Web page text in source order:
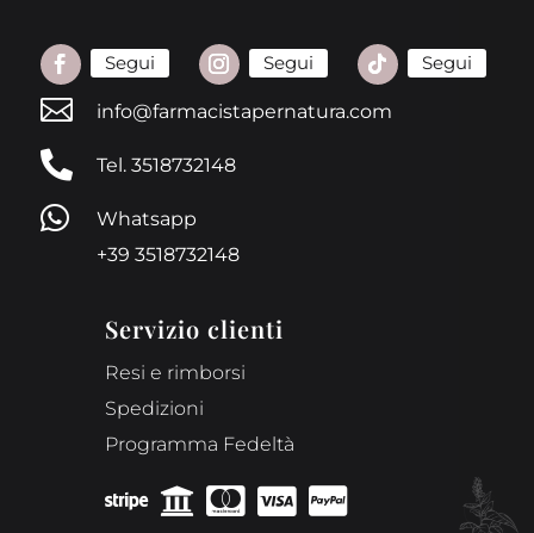
Segui Segui Segui
 info@farmacistapernatura.com
 Tel. 3518732148

Whatsapp
+39 3518732148
Servizio clienti
Resi e rimborsi
Spedizioni
Programma Fedeltà
    